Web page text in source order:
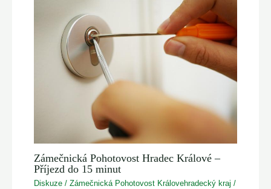
Zámečnická Pohotovost Hradec Králové –
Příjezd do 15 minut
Diskuze /Zámečnická Pohotovost Královehradecký kraj /